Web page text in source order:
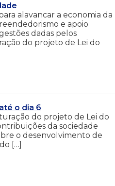
alavancar a economia da
e apoio
dadas pelos
do projeto de Lei do
o dia 6
do projeto de Lei do
da sociedade
o desenvolvimento de
[…]